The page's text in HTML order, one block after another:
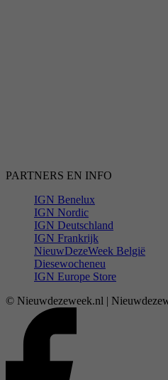
PARTNERS EN INFO
IGN Benelux
IGN Nordic
IGN Deutschland
IGN Frankrijk
NieuwDezeWeek België
Diesewocheneu
IGN Europe Store
© Nieuwdezeweek.nl |